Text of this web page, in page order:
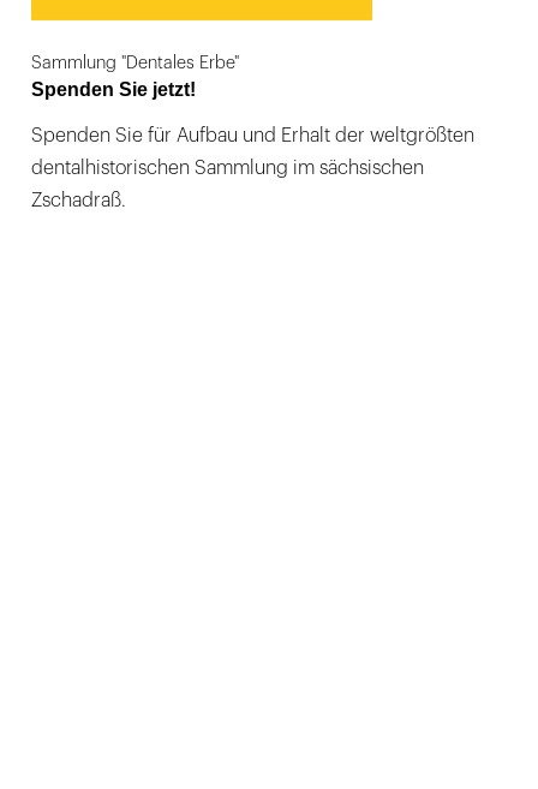
Sammlung "Dentales Erbe"
Spenden Sie jetzt!
Spenden Sie für Aufbau und Erhalt der weltgrößten
dentalhistorischen Sammlung im sächsischen
Zschadraß.